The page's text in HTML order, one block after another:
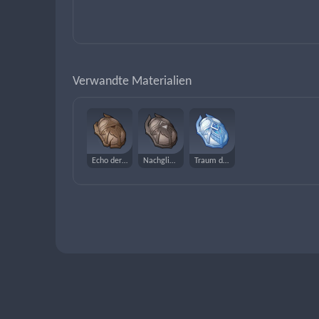
Verwandte Materialien
Echo der sengenden Macht Nachglimmen der sengenden Macht Traum der sengenden Macht